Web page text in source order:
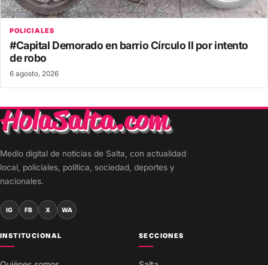
POLICIALES
#Capital Demorado en barrio Círculo II por intento
de robo
6 agosto, 2026
Medio digital de noticias de Salta, con actualidad
local, policiales, política, sociedad, deportes y
nacionales.
IG FB X WA
INSTITUCIONAL SECCIONES